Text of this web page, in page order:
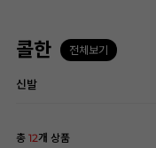
콜한 전체보기
신발
총 12개 상품